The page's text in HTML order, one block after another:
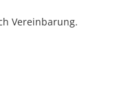
Vereinbarung.